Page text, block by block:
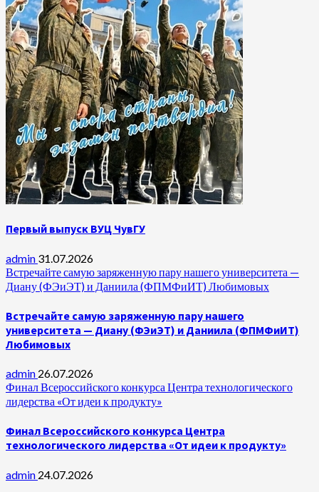
Первый выпуск ВУЦ ЧувГУ
admin 31.07.2026
Встречайте самую заряженную пару нашего университета —
Диану (ФЭиЭТ) и Даниила (ФПМФиИТ) Любимовых
Встречайте самую заряженную пару нашего
университета — Диану (ФЭиЭТ) и Даниила (ФПМФиИТ)
Любимовых
admin 26.07.2026
Финал Всероссийского конкурса Центра технологического
лидерства «От идеи к продукту»
Финал Всероссийского конкурса Центра
технологического лидерства «От идеи к продукту»
admin 24.07.2026